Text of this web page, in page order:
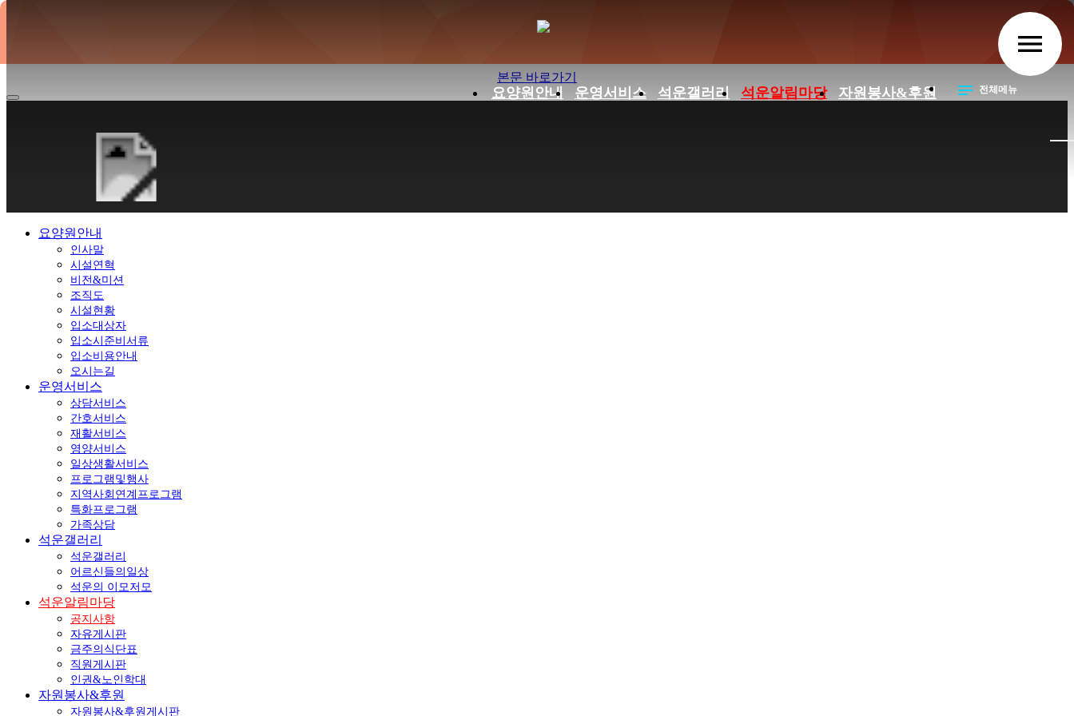
2025년 09월 프로그램 및 행사 계획표 > 공지사항
본문 바로가기
요양원안내 운영서비스 석운갤러리 석운알림마당 자원봉사&후원 notes 전체메뉴
menu
요양원안내
인사말
시설연혁
비전&미션
조직도
시설현황
입소대상자
입소시준비서류
입소비용안내
오시는길
운영서비스
상담서비스
간호서비스
재활서비스
영양서비스
일상생활서비스
프로그램및행사
지역사회연계프로그램
특화프로그램
가족상담
석운갤러리
석운갤러리
어르신들의일상
석운의 이모저모
석운알림마당
공지사항
자유게시판
금주의식단표
직원게시판
인권&노인학대
자원봉사&후원
자원봉사&후원게시판